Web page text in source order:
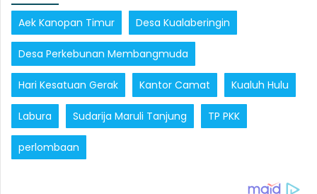
Aek Kanopan Timur Desa Kualaberingin
Desa Perkebunan Membangmuda
Hari Kesatuan Gerak Kantor Camat Kualuh Hulu
Labura Sudarija Maruli Tanjung TP PKK
perlombaan